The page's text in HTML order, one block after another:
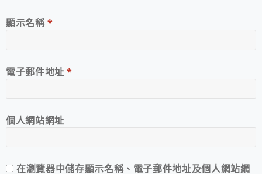
顯示名稱*
電子郵件地址*
個人網站網址
在瀏覽器中儲存顯示名稱、電子郵件地址及個人網站網